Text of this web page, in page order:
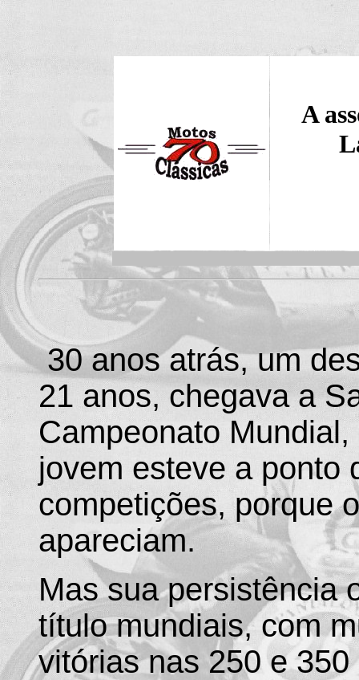
A
30 anos atrás, um
21 anos, chegava a
Campeonato
jovem esteve a ponto
competições, porque
apareciam.
Mas sua persistência
título mundiais, com
vitórias nas 250 e 350